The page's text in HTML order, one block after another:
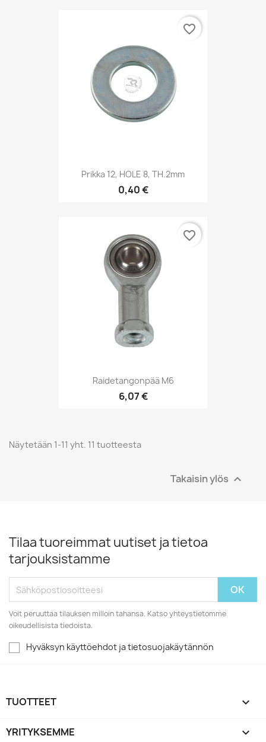
Prikka 12, HOLE 8, TH.2mm
0,40 €
favorite_border
Raidetangonpää M6
6,07 €
favorite_border
Näytetään 1-11 yht. 11 tuotteesta
Takaisin ylös 
Tilaa tuoreimmat uutiset ja tietoa
tarjouksistamme
Voit peruuttaa tilauksen milloin tahansa. Katso yhteystietomme
oikeudellisista tiedoista.
Hyväksyn käyttöehdot ja tietosuojakäytännön
TUOTTEET 
YRITYKSEMME 